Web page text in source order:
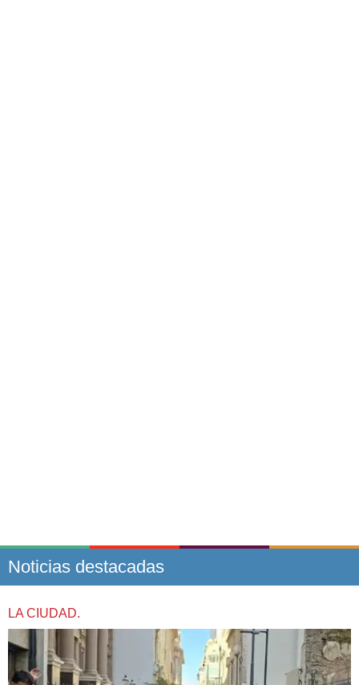
Noticias destacadas
LA CIUDAD.